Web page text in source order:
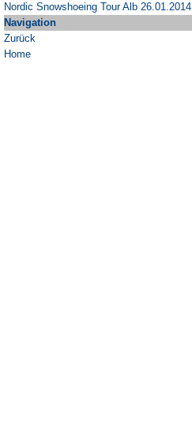
Nordic Snowshoeing Tour Alb 26.01.2014
Navigation
Zurück
Home